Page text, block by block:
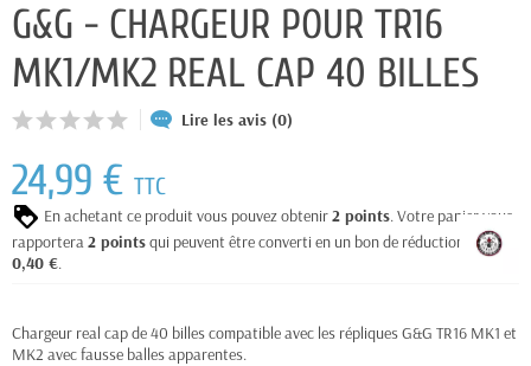
G&G - CHARGEUR POUR TR16
MK1/MK2 REAL CAP 40 BILLES
Lire les avis (0)
24,99 € TTC
En achetant ce produit vous pouvez obtenir2 points. Votre panier vous
rapportera2 pointsqui peuvent être converti en un bon de réduction de
0,40 €.
Chargeur real cap de 40 billes compatible avec les répliques G&G TR16 MK1 et
MK2 avec fausse balles apparentes.